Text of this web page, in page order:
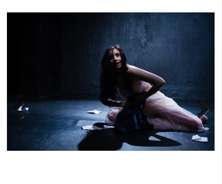
Next